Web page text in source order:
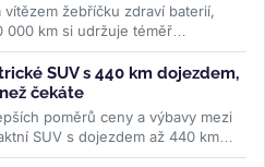
žebříčku zdraví baterií,
000 km si udržuje téměř
SUV s 440 km dojezdem,
čekáte
poměrů ceny a výbavy mezi
SUV s dojezdem až 440 km